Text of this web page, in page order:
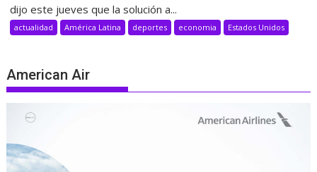
dijo este jueves que la solución a...
actualidad América Latina deportes economia Estados Unidos
American Air